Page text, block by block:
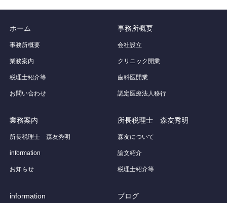
ホーム
事務所概要
業務案内
税理士紹介等
お問い合わせ
事務所概要
会社設立
クリニック開業
歯科医開業
認定医療法人移行
業務案内
所長税理士 森友秀明
information
お知らせ
所長税理士 森友秀明
森友について
論文紹介
税理士紹介等
information ブログ